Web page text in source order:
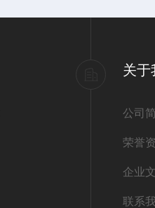
关于
公司
荣誉
企业
联系